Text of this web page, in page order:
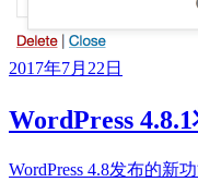
2017年7月22日
WordPress
WordPress 4.8发布的